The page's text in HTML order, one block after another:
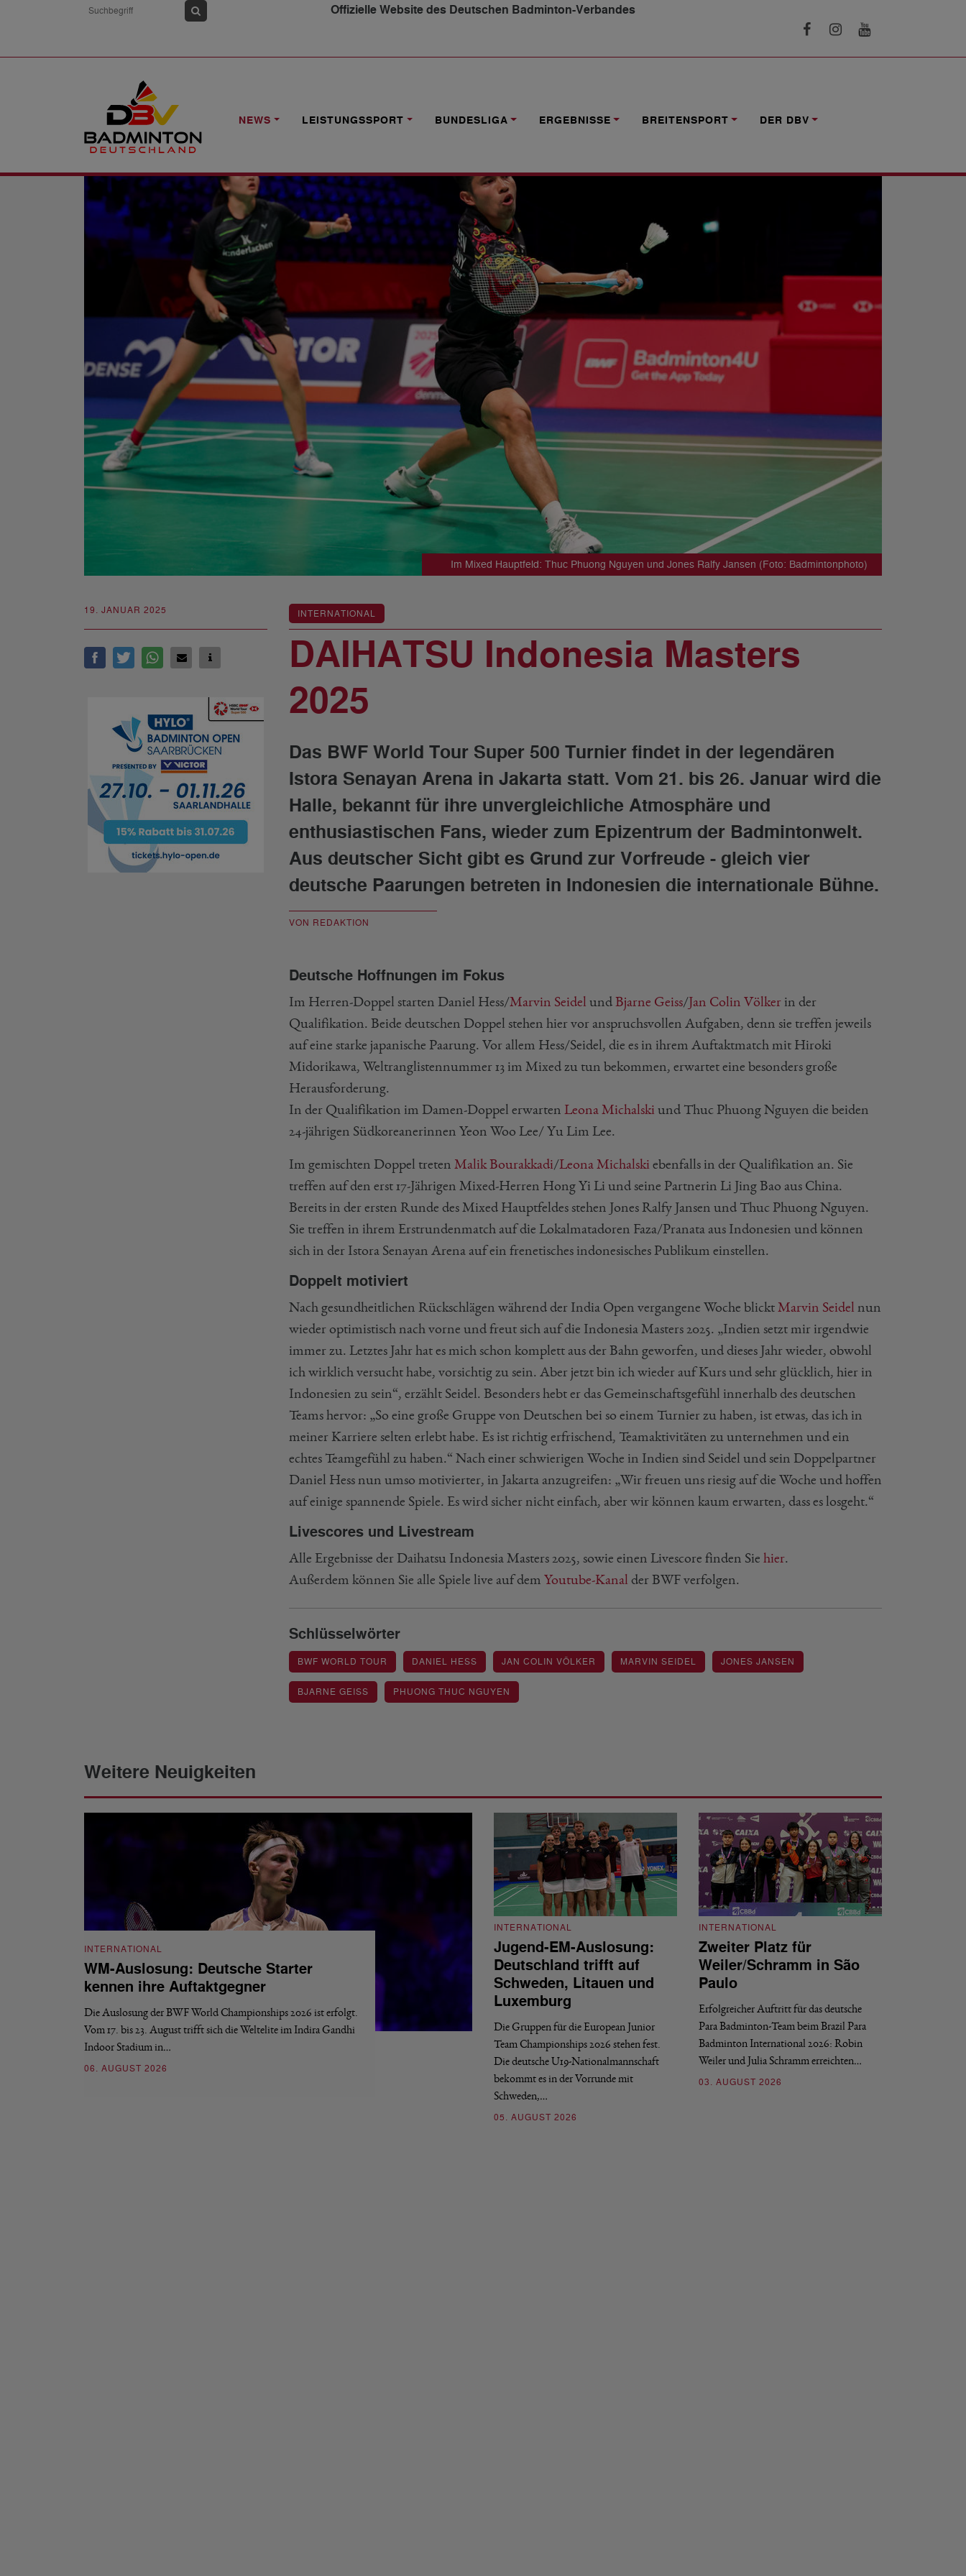
Offizielle Website des Deutschen Badminton-Verbandes
NEWS LEISTUNGSSPORT BUNDESLIGA ERGEBNISSE BREITENSPORT DER DBV
NEWS
Im Mixed Hauptfeld: Thuc Phuong Nguyen und Jones Ralfy Jansen (Foto: Badmintonphoto)
19. JANUAR 2025 INTERNATIONAL
DAIHATSU Indonesia Masters
2025
Das BWF World Tour Super 500 Turnier findet in der legendären
Istora Senayan Arena in Jakarta statt. Vom 21. bis 26. Januar wird die
Halle, bekannt für ihre unvergleichliche Atmosphäre und
enthusiastischen Fans, wieder zum Epizentrum der Badmintonwelt.
Aus deutscher Sicht gibt es Grund zur Vorfreude - gleich vier
deutsche Paarungen betreten in Indonesien die internationale Bühne.
VON REDAKTION
Deutsche Hoffnungen im Fokus
Im Herren-Doppel starten Daniel Hess/Marvin Seidel und Bjarne Geiss/Jan Colin Völker in der
Qualifikation. Beide deutschen Doppel stehen hier vor anspruchsvollen Aufgaben, denn sie treffen jeweils
auf eine starke japanische Paarung. Vor allem Hess/Seidel, die es in ihrem Auftaktmatch mit Hiroki
Midorikawa, Weltranglistennummer 13 im Mixed zu tun bekommen, erwartet eine besonders große
Herausforderung.
In der Qualifikation im Damen-Doppel erwarten Leona Michalski und Thuc Phuong Nguyen die beiden
24-jährigen Südkoreanerinnen Yeon Woo Lee/ Yu Lim Lee.
Im gemischten Doppel treten Malik Bourakkadi/Leona Michalski ebenfalls in der Qualifikation an. Sie
treffen auf den erst 17-Jährigen Mixed-Herren Hong Yi Li und seine Partnerin Li Jing Bao aus China.
Bereits in der ersten Runde des Mixed Hauptfeldes stehen Jones Ralfy Jansen und Thuc Phuong Nguyen.
Sie treffen in ihrem Erstrundenmatch auf die Lokalmatadoren Faza/Pranata aus Indonesien und können
sich in der Istora Senayan Arena auf ein frenetisches indonesisches Publikum einstellen.
Doppelt motiviert
Nach gesundheitlichen Rückschlägen während der India Open vergangene Woche blickt Marvin Seidel nun
wieder optimistisch nach vorne und freut sich auf die Indonesia Masters 2025. „Indien setzt mir irgendwie
immer zu. Letztes Jahr hat es mich schon komplett aus der Bahn geworfen, und dieses Jahr wieder, obwohl
ich wirklich versucht habe, vorsichtig zu sein. Aber jetzt bin ich wieder auf Kurs und sehr glücklich, hier in
Indonesien zu sein“, erzählt Seidel. Besonders hebt er das Gemeinschaftsgefühl innerhalb des deutschen
Teams hervor: „So eine große Gruppe von Deutschen bei so einem Turnier zu haben, ist etwas, das ich in
meiner Karriere selten erlebt habe. Es ist richtig erfrischend, Teamaktivitäten zu unternehmen und ein
echtes Teamgefühl zu haben.“ Nach einer schwierigen Woche in Indien sind Seidel und sein Doppelpartner
Daniel Hess nun umso motivierter, in Jakarta anzugreifen: „Wir freuen uns riesig auf die Woche und hoffen
auf einige spannende Spiele. Es wird sicher nicht einfach, aber wir können kaum erwarten, dass es losgeht.“
Livescores und Livestream
Alle Ergebnisse der Daihatsu Indonesia Masters 2025, sowie einen Livescore finden Sie hier.
Außerdem können Sie alle Spiele live auf dem Youtube-Kanal der BWF verfolgen.
Schlüsselwörter
BWF WORLD TOUR DANIEL HESS JAN COLIN VÖLKER MARVIN SEIDEL JONES JANSEN
BJARNE GEISS PHUONG THUC NGUYEN
Weitere Neuigkeiten
INTERNATIONAL
WM-Auslosung: Deutsche Starter
kennen ihre Auftaktgegner
Die Auslosung der BWF World Championships 2026 ist erfolgt.
Vom 17. bis 23. August trifft sich die Weltelite im Indira Gandhi
Indoor Stadium in…
06. AUGUST 2026
INTERNATIONAL
Jugend-EM-Auslosung:
Deutschland trifft auf
Schweden, Litauen und
Luxemburg
Die Gruppen für die European Junior
Team Championships 2026 stehen fest.
Die deutsche U19-Nationalmannschaft
bekommt es in der Vorrunde mit
Schweden,…
05. AUGUST 2026
INTERNATIONAL
Zweiter Platz für
Weiler/Schramm in São
Paulo
Erfolgreicher Auftritt für das deutsche
Para Badminton-Team beim Brazil Para
Badminton International 2026: Robin
Weiler und Julia Schramm erreichten…
03. AUGUST 2026